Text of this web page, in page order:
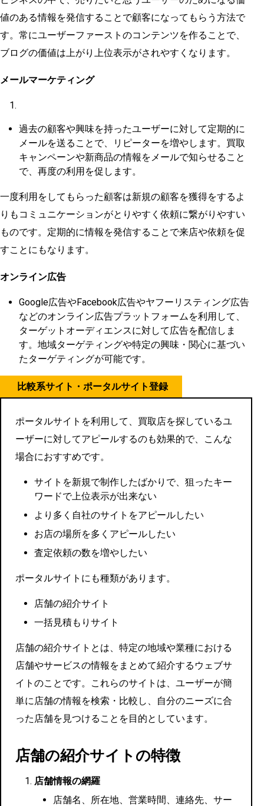
値のある情報を発信することで顧客になってもらう方法で
す。常にユーザーファーストのコンテンツを作ることで、
ブログの価値は上がり上位表示がされやすくなります。
メールマーケティング
過去の顧客や興味を持ったユーザーに対して定期的に
メールを送ることで、リピーターを増やします。買取
キャンペーンや新商品の情報をメールで知らせること
で、再度の利用を促します。
一度利用をしてもらった顧客は新規の顧客を獲得をするよ
りもコミュニケーションがとりやすく依頼に繋がりやすい
ものです。定期的に情報を発信することで来店や依頼を促
すことにもなります。
オンライン広告
Google広告やFacebook広告やヤフーリスティング広告
などのオンライン広告プラットフォームを利用して、
ターゲットオーディエンスに対して広告を配信しま
す。地域ターゲティングや特定の興味・関心に基づい
たターゲティングが可能です。
比較系サイト・ポータルサイト登録
ポータルサイトを利用して、買取店を探しているユ
ーザーに対してアピールするのも効果的で、こんな
場合におすすめです。
サイトを新規で制作したばかりで、狙ったキー
ワードで上位表示が出来ない
より多く自社のサイトをアピールしたい
お店の場所を多くアピールしたい
査定依頼の数を増やしたい
ポータルサイトにも種類があります。
店舗の紹介サイト
一括見積もりサイト
店舗の紹介サイトとは、特定の地域や業種における
店舗やサービスの情報をまとめて紹介するウェブサ
イトのことです。これらのサイトは、ユーザーが簡
単に店舗の情報を検索・比較し、自分のニーズに合
った店舗を見つけることを目的としています。
店舗の紹介サイトの特徴
店舗情報の網羅
店舗名、所在地、営業時間、連絡先、サー